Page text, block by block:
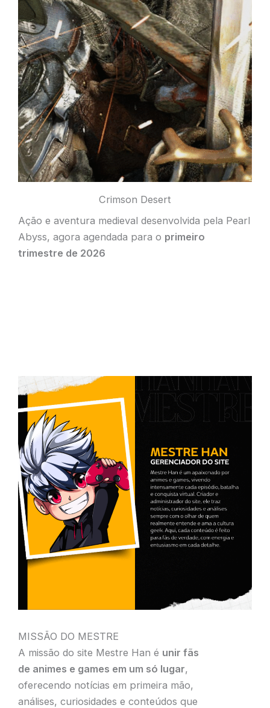
Crimson Desert
Ação e aventura medieval desenvolvida pela Pearl
Abyss, agora agendada para o primeiro
trimestre de 2026
MISSÃO DO MESTRE
A missão do site Mestre Han é unir fãs
de animes e games em um só lugar,
oferecendo notícias em primeira mão,
análises, curiosidades e conteúdos que